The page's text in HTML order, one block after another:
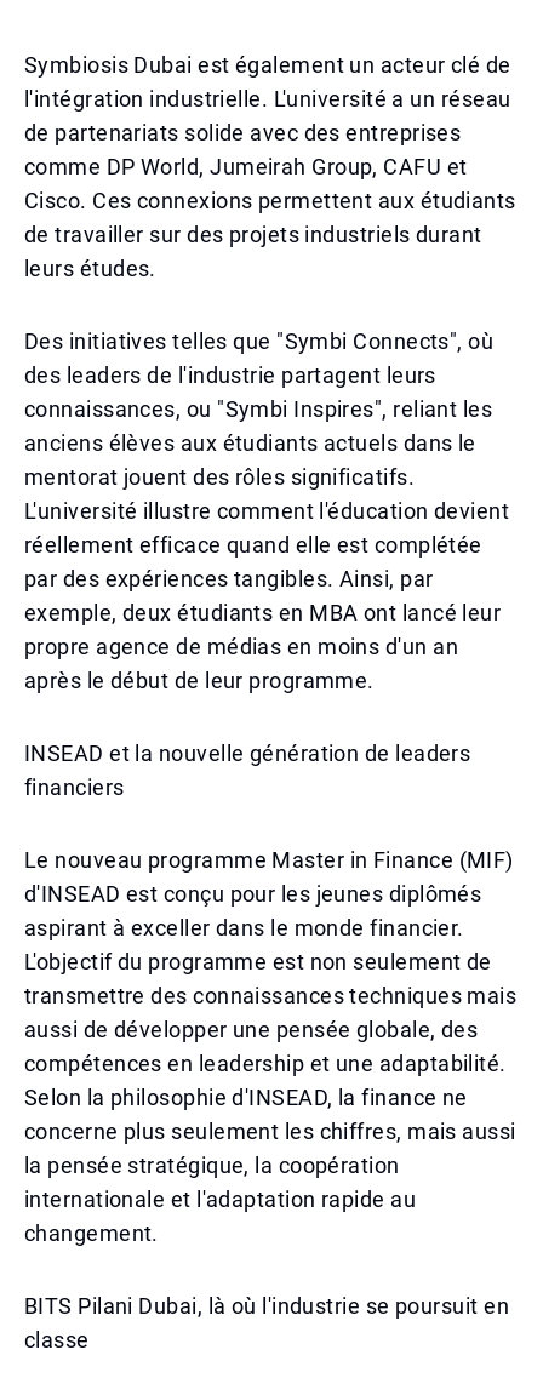
Symbiosis Dubai est également un acteur clé de
l'intégration industrielle. L'université a un réseau
de partenariats solide avec des entreprises
comme DP World, Jumeirah Group, CAFU et
Cisco. Ces connexions permettent aux étudiants
de travailler sur des projets industriels durant
leurs études.
Des initiatives telles que "Symbi Connects", où
des leaders de l'industrie partagent leurs
connaissances, ou "Symbi Inspires", reliant les
anciens élèves aux étudiants actuels dans le
mentorat jouent des rôles significatifs.
L'université illustre comment l'éducation devient
réellement efficace quand elle est complétée
par des expériences tangibles. Ainsi, par
exemple, deux étudiants en MBA ont lancé leur
propre agence de médias en moins d'un an
après le début de leur programme.
INSEAD et la nouvelle génération de leaders
financiers
Le nouveau programme Master in Finance (MIF)
d'INSEAD est conçu pour les jeunes diplômés
aspirant à exceller dans le monde financier.
L'objectif du programme est non seulement de
transmettre des connaissances techniques mais
aussi de développer une pensée globale, des
compétences en leadership et une adaptabilité.
Selon la philosophie d'INSEAD, la finance ne
concerne plus seulement les chiffres, mais aussi
la pensée stratégique, la coopération
internationale et l'adaptation rapide au
changement.
BITS Pilani Dubai, là où l'industrie se poursuit en
classe